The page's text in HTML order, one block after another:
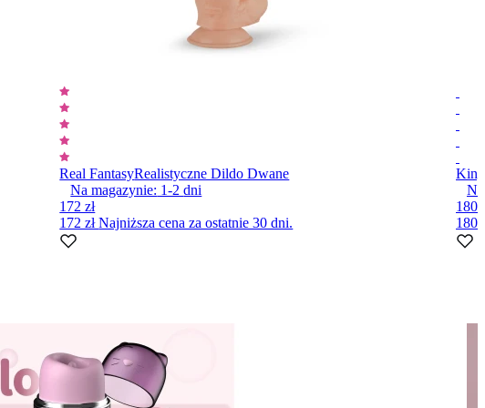
Real FantasyRealistyczne Dildo Dwane
Na magazynie: 1-2dni
172 zł
172 złNajniższa cena za ostatnie 30 dni.
180
180